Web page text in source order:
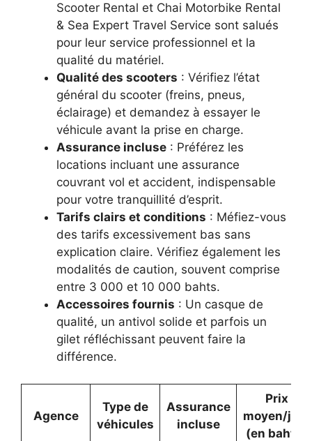
Scooter Rental et Chai Motorbike Rental
& Sea Expert Travel Service sont salués
pour leur service professionnel et la
qualité du matériel.
Qualité des scooters : Vérifiez l’état
général du scooter (freins, pneus,
éclairage) et demandez à essayer le
véhicule avant la prise en charge.
Assurance incluse : Préférez les
locations incluant une assurance
couvrant vol et accident, indispensable
pour votre tranquillité d’esprit.
Tarifs clairs et conditions : Méfiez-vous
des tarifs excessivement bas sans
explication claire. Vérifiez également les
modalités de caution, souvent comprise
entre 3 000 et 10 000 bahts.
Accessoires fournis : Un casque de
qualité, un antivol solide et parfois un
gilet réfléchissant peuvent faire la
différence.
Agence
Type de
véhicules
Assurance
incluse
Prix
moyen/jour
(en bahts)